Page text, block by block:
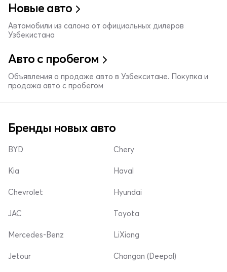
Новые авто
Автомобили из салона от официальных дилеров
Узбекистана
Авто с пробегом
Объявления о продаже авто в Узбекситане. Покупка и
продажа авто с пробегом
Бренды новых авто
BYD
Kia
Chevrolet
Chery
Haval
Hyundai
JAC
Mercedes-Benz
Jetour
Toyota
LiXiang
Changan (Deepal)